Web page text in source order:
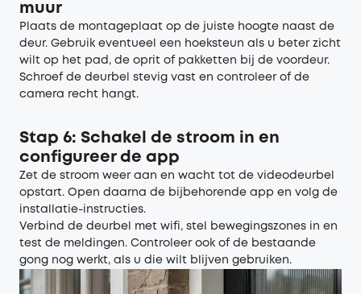
muur
Plaats de montageplaat op de juiste hoogte naast de
deur. Gebruik eventueel een hoeksteun als u beter zicht
wilt op het pad, de oprit of pakketten bij de voordeur.
Schroef de deurbel stevig vast en controleer of de
camera recht hangt.
Stap 6: Schakel de stroom in en
configureer de app
Zet de stroom weer aan en wacht tot de videodeurbel
opstart. Open daarna de bijbehorende app en volg de
installatie-instructies.
Verbind de deurbel met wifi, stel bewegingszones in en
test de meldingen. Controleer ook of de bestaande
gong nog werkt, als u die wilt blijven gebruiken.